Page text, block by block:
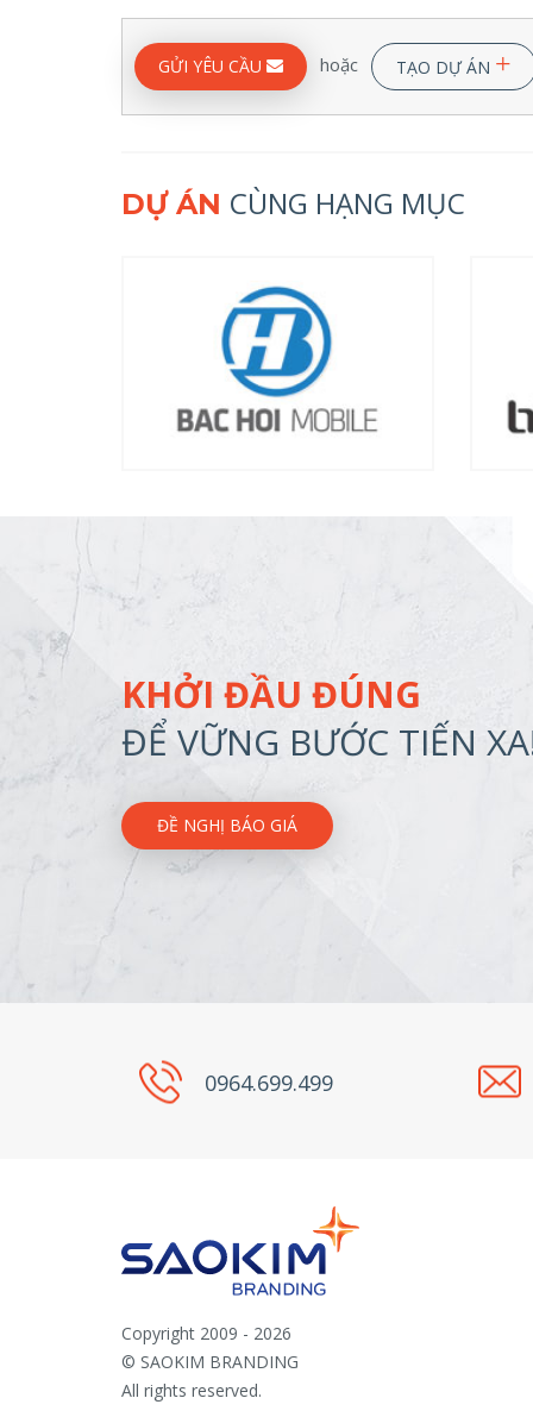
GỬI YÊU CẦU hoặc TẠO DỰ ÁN +
DỰ ÁN CÙNG HẠNG MỤC
KHỞI ĐẦU ĐÚNG
ĐỂ VỮNG BƯỚC TIẾN
ĐỀ NGHỊ BÁO GIÁ
0964.699.499
Copyright 2009 - 2026
© SAOKIM BRANDING
All rights reserved.